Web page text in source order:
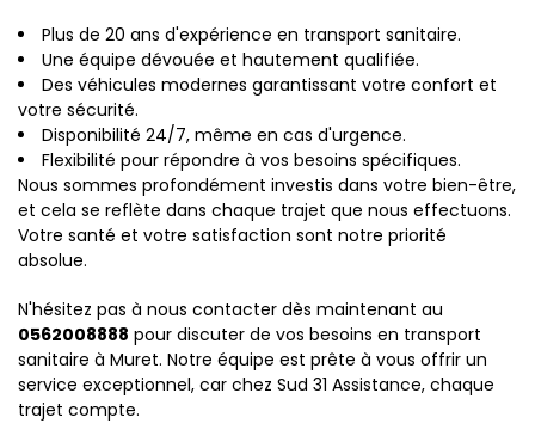
Plus de 20 ans d'expérience en transport sanitaire.
Une équipe dévouée et hautement qualifiée.
Des véhicules modernes garantissant votre confort et
votre sécurité.
Disponibilité 24/7, même en cas d'urgence.
Flexibilité pour répondre à vos besoins spécifiques.
Nous sommes profondément investis dans votre bien-être,
et cela se reflète dans chaque trajet que nous effectuons.
Votre santé et votre satisfaction sont notre priorité
absolue.
N'hésitez pas à nous contacter dès maintenant au
0562008888 pour discuter de vos besoins en transport
sanitaire à Muret. Notre équipe est prête à vous offrir un
service exceptionnel, car chez Sud 31 Assistance, chaque
trajet compte.